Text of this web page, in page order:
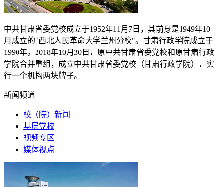
中共甘肃省委党校成立于1952年11月 7 日，其前身是1949年10
月成立的"西北人民革命大学兰州分校"。甘肃行政学院成立于
1990年。 2018年10月 30 日，原中共甘肃省委党校和原甘肃行政
学院合并重组，成立中共甘肃省委党校（甘肃行政学院），实
行一个机构两块牌子。
新闻频道
校（院）新闻
基层党校
视频专区
媒体视点